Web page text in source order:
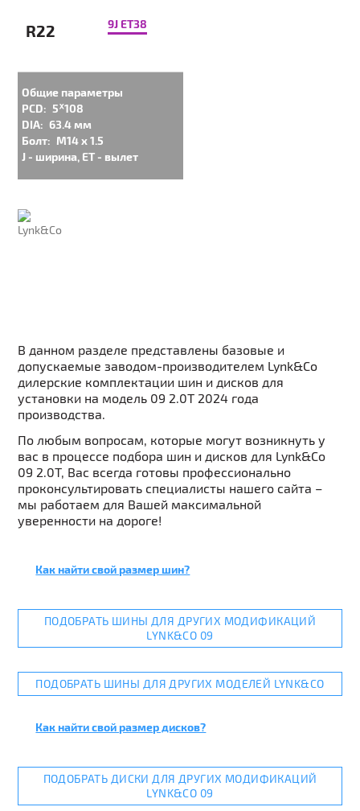
R22 9J ET38
Общие параметры
PCD: 5ᕁ108
DIA: 63.4 мм
Болт: M14 x 1.5
J - ширина, ET - вылет
В данном разделе представлены базовые и
допускаемые заводом-производителем Lynk&Co
дилерские комплектации шин и дисков для
установки на модель 09 2.0T 2024 года
производства.
По любым вопросам, которые могут возникнуть у
вас в процессе подбора шин и дисков для Lynk&Co
09 2.0T, Вас всегда готовы профессионально
проконсультировать специалисты нашего сайта –
мы работаем для Вашей максимальной
уверенности на дороге!
Как найти свой размер шин?
ПОДОБРАТЬ ШИНЫ ДЛЯ ДРУГИХ МОДИФИКАЦИЙ
LYNK&CO 09
ПОДОБРАТЬ ШИНЫ ДЛЯ ДРУГИХ МОДЕЛЕЙ LYNK&CO
Как найти свой размер дисков?
ПОДОБРАТЬ ДИСКИ ДЛЯ ДРУГИХ МОДИФИКАЦИЙ
LYNK&CO 09